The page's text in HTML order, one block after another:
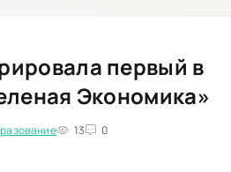
первый в
Экономика»
13 0